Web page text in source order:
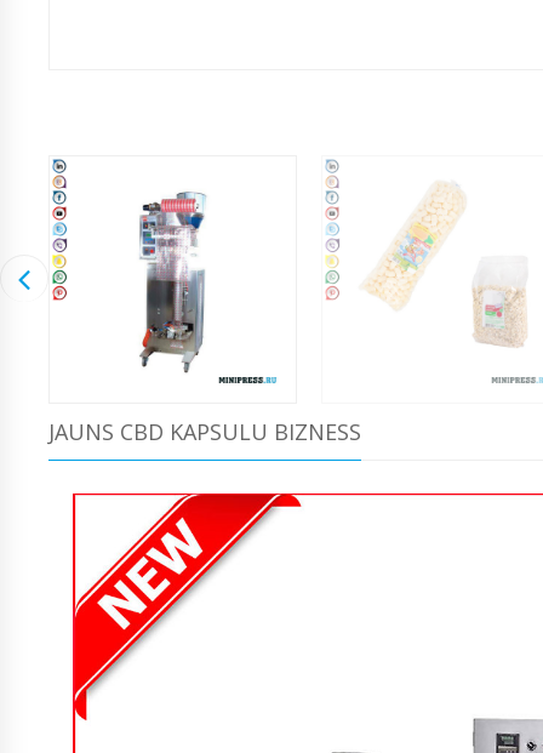
JAUNS CBD KAPSULU BIZNESS